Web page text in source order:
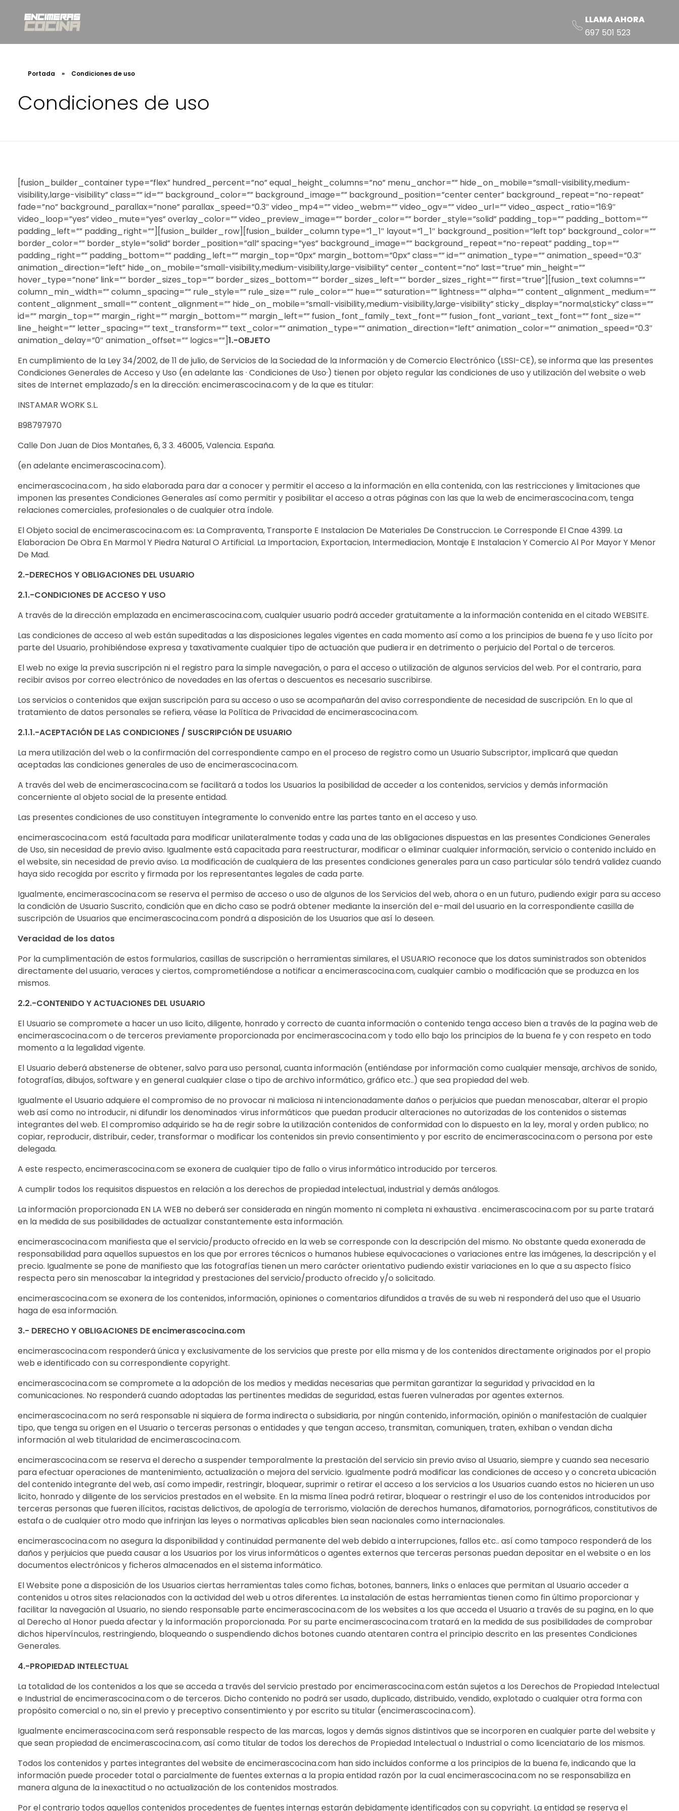
LLAMA AHORA
697 501 523
Portada » Condiciones de uso
Condiciones de uso
[fusion_builder_container type=”flex” hundred_percent=”no” equal_height_columns=”no” menu_anchor=”” hide_on_mobile=”small-visibility,medium-
visibility,large-visibility” class=”” id=”” background_color=”” background_image=”” background_position=”center center” background_repeat=”no-repeat”
fade=”no” background_parallax=”none” parallax_speed=”0.3″ video_mp4=”” video_webm=”” video_ogv=”” video_url=”” video_aspect_ratio=”16:9″
video_loop=”yes” video_mute=”yes” overlay_color=”” video_preview_image=”” border_color=”” border_style=”solid” padding_top=”” padding_bottom=””
padding_left=”” padding_right=””][fusion_builder_row][fusion_builder_column type=”1_1″ layout=”1_1″ background_position=”left top” background_color=””
border_color=”” border_style=”solid” border_position=”all” spacing=”yes” background_image=”” background_repeat=”no-repeat” padding_top=””
padding_right=”” padding_bottom=”” padding_left=”” margin_top=”0px” margin_bottom=”0px” class=”” id=”” animation_type=”” animation_speed=”0.3″
animation_direction=”left” hide_on_mobile=”small-visibility,medium-visibility,large-visibility” center_content=”no” last=”true” min_height=””
hover_type=”none” link=”” border_sizes_top=”” border_sizes_bottom=”” border_sizes_left=”” border_sizes_right=”” first=”true”][fusion_text columns=””
column_min_width=”” column_spacing=”” rule_style=”” rule_size=”” rule_color=”” hue=”” saturation=”” lightness=”” alpha=”” content_alignment_medium=””
content_alignment_small=”” content_alignment=”” hide_on_mobile=”small-visibility,medium-visibility,large-visibility” sticky_display=”normal,sticky” class=””
id=”” margin_top=”” margin_right=”” margin_bottom=”” margin_left=”” fusion_font_family_text_font=”” fusion_font_variant_text_font=”” font_size=””
line_height=”” letter_spacing=”” text_transform=”” text_color=”” animation_type=”” animation_direction=”left” animation_color=”” animation_speed=”0.3″
animation_delay=”0″ animation_offset=”” logics=””]1.-OBJETO
En cumplimiento de la Ley 34/2002, de 11 de julio, de Servicios de la Sociedad de la Información y de Comercio Electrónico (LSSI-CE), se informa que las presentes
Condiciones Generales de Acceso y Uso (en adelante las · Condiciones de Uso·) tienen por objeto regular las condiciones de uso y utilización del website o web
sites de Internet emplazado/s en la dirección: encimerascocina.com y de la que es titular:
INSTAMAR WORK S.L.
B98797970
Calle Don Juan de Dios Montañes, 6, 3 3. 46005, Valencia. España.
(en adelante encimerascocina.com).
encimerascocina.com , ha sido elaborada para dar a conocer y permitir el acceso a la información en ella contenida, con las restricciones y limitaciones que
imponen las presentes Condiciones Generales así como permitir y posibilitar el acceso a otras páginas con las que la web de encimerascocina.com, tenga
relaciones comerciales, profesionales o de cualquier otra índole.
El Objeto social de encimerascocina.com es: La Compraventa, Transporte E Instalacion De Materiales De Construccion. Le Corresponde El Cnae 4399. La
Elaboracion De Obra En Marmol Y Piedra Natural O Artificial. La Importacion, Exportacion, Intermediacion, Montaje E Instalacion Y Comercio Al Por Mayor Y Menor
De Mad.
2.-DERECHOS Y OBLIGACIONES DEL USUARIO
2.1.-CONDICIONES DE ACCESO Y USO
A través de la dirección emplazada en encimerascocina.com, cualquier usuario podrá acceder gratuitamente a la información contenida en el citado WEBSITE.
Las condiciones de acceso al web están supeditadas a las disposiciones legales vigentes en cada momento así como a los principios de buena fe y uso lícito por
parte del Usuario, prohibiéndose expresa y taxativamente cualquier tipo de actuación que pudiera ir en detrimento o perjuicio del Portal o de terceros.
El web no exige la previa suscripción ni el registro para la simple navegación, o para el acceso o utilización de algunos servicios del web. Por el contrario, para
recibir avisos por correo electrónico de novedades en las ofertas o descuentos es necesario suscribirse.
Los servicios o contenidos que exijan suscripción para su acceso o uso se acompañarán del aviso correspondiente de necesidad de suscripción. En lo que al
tratamiento de datos personales se refiera, véase la Política de Privacidad de encimerascocina.com.
2.1.1.-ACEPTACIÓN DE LAS CONDICIONES / SUSCRIPCIÓN DE USUARIO
La mera utilización del web o la confirmación del correspondiente campo en el proceso de registro como un Usuario Subscriptor, implicará que quedan
aceptadas las condiciones generales de uso de encimerascocina.com.
A través del web de encimerascocina.com se facilitará a todos los Usuarios la posibilidad de acceder a los contenidos, servicios y demás información
concerniente al objeto social de la presente entidad.
Las presentes condiciones de uso constituyen íntegramente lo convenido entre las partes tanto en el acceso y uso.
encimerascocina.com está facultada para modificar unilateralmente todas y cada una de las obligaciones dispuestas en las presentes Condiciones Generales
de Uso, sin necesidad de previo aviso. Igualmente está capacitada para reestructurar, modificar o eliminar cualquier información, servicio o contenido incluido en
el website, sin necesidad de previo aviso. La modificación de cualquiera de las presentes condiciones generales para un caso particular sólo tendrá validez cuando
haya sido recogida por escrito y firmada por los representantes legales de cada parte.
Igualmente, encimerascocina.com se reserva el permiso de acceso o uso de algunos de los Servicios del web, ahora o en un futuro, pudiendo exigir para su acceso
la condición de Usuario Suscrito, condición que en dicho caso se podrá obtener mediante la inserción del e-mail del usuario en la correspondiente casilla de
suscripción de Usuarios que encimerascocina.com pondrá a disposición de los Usuarios que así lo deseen.
Veracidad de los datos
Por la cumplimentación de estos formularios, casillas de suscripción o herramientas similares, el USUARIO reconoce que los datos suministrados son obtenidos
directamente del usuario, veraces y ciertos, comprometiéndose a notificar a encimerascocina.com, cualquier cambio o modificación que se produzca en los
mismos.
2.2.-CONTENIDO Y ACTUACIONES DEL USUARIO
El Usuario se compromete a hacer un uso licito, diligente, honrado y correcto de cuanta información o contenido tenga acceso bien a través de la pagina web de
encimerascocina.com o de terceros previamente proporcionada por encimerascocina.com y todo ello bajo los principios de la buena fe y con respeto en todo
momento a la legalidad vigente.
El Usuario deberá abstenerse de obtener, salvo para uso personal, cuanta información (entiéndase por información como cualquier mensaje, archivos de sonido,
fotografías, dibujos, software y en general cualquier clase o tipo de archivo informático, gráfico etc..) que sea propiedad del web.
Igualmente el Usuario adquiere el compromiso de no provocar ni maliciosa ni intencionadamente daños o perjuicios que puedan menoscabar, alterar el propio
web así como no introducir, ni difundir los denominados ·virus informáticos· que puedan producir alteraciones no autorizadas de los contenidos o sistemas
integrantes del web. El compromiso adquirido se ha de regir sobre la utilización contenidos de conformidad con lo dispuesto en la ley, moral y orden publico; no
copiar, reproducir, distribuir, ceder, transformar o modificar los contenidos sin previo consentimiento y por escrito de encimerascocina.com o persona por este
delegada.
A este respecto, encimerascocina.com se exonera de cualquier tipo de fallo o virus informático introducido por terceros.
A cumplir todos los requisitos dispuestos en relación a los derechos de propiedad intelectual, industrial y demás análogos.
La información proporcionada EN LA WEB no deberá ser considerada en ningún momento ni completa ni exhaustiva . encimerascocina.com por su parte tratará
en la medida de sus posibilidades de actualizar constantemente esta información.
encimerascocina.com manifiesta que el servicio/producto ofrecido en la web se corresponde con la descripción del mismo. No obstante queda exonerada de
responsabilidad para aquellos supuestos en los que por errores técnicos o humanos hubiese equivocaciones o variaciones entre las imágenes, la descripción y el
precio. Igualmente se pone de manifiesto que las fotografías tienen un mero carácter orientativo pudiendo existir variaciones en lo que a su aspecto físico
respecta pero sin menoscabar la integridad y prestaciones del servicio/producto ofrecido y/o solicitado.
encimerascocina.com se exonera de los contenidos, información, opiniones o comentarios difundidos a través de su web ni responderá del uso que el Usuario
haga de esa información.
3.- DERECHO Y OBLIGACIONES DE encimerascocina.com
encimerascocina.com responderá única y exclusivamente de los servicios que preste por ella misma y de los contenidos directamente originados por el propio
web e identificado con su correspondiente copyright.
encimerascocina.com se compromete a la adopción de los medios y medidas necesarias que permitan garantizar la seguridad y privacidad en la
comunicaciones. No responderá cuando adoptadas las pertinentes medidas de seguridad, estas fueren vulneradas por agentes externos.
encimerascocina.com no será responsable ni siquiera de forma indirecta o subsidiaria, por ningún contenido, información, opinión o manifestación de cualquier
tipo, que tenga su origen en el Usuario o terceras personas o entidades y que tengan acceso, transmitan, comuniquen, traten, exhiban o vendan dicha
información al web titularidad de encimerascocina.com.
encimerascocina.com se reserva el derecho a suspender temporalmente la prestación del servicio sin previo aviso al Usuario, siempre y cuando sea necesario
para efectuar operaciones de mantenimiento, actualización o mejora del servicio. Igualmente podrá modificar las condiciones de acceso y o concreta ubicación
del contenido integrante del web, así como impedir, restringir, bloquear, suprimir o retirar el acceso a los servicios a los Usuarios cuando estos no hicieren un uso
licito, honrado y diligente de los servicios prestados en el website. En la misma línea podrá retirar, bloquear o restringir el uso de los contenidos introducidos por
terceras personas que fueren ilícitos, racistas delictivos, de apología de terrorismo, violación de derechos humanos, difamatorios, pornográficos, constitutivos de
estafa o de cualquier otro modo que infrinjan las leyes o normativas aplicables bien sean nacionales como internacionales.
encimerascocina.com no asegura la disponibilidad y continuidad permanente del web debido a interrupciones, fallos etc.. así como tampoco responderá de los
daños y perjuicios que pueda causar a los Usuarios por los virus informáticos o agentes externos que terceras personas puedan depositar en el website o en los
documentos electrónicos y ficheros almacenados en el sistema informático.
El Website pone a disposición de los Usuarios ciertas herramientas tales como fichas, botones, banners, links o enlaces que permitan al Usuario acceder a
contenidos u otros sites relacionados con la actividad del web u otros diferentes. La instalación de estas herramientas tienen como fin último proporcionar y
facilitar la navegación al Usuario, no siendo responsable parte encimerascocina.com de los websites a los que acceda el Usuario a través de su pagina, en lo que
al Derecho al Honor pueda afectar y la información proporcionada. Por su parte encimerascocina.com tratará en la medida de sus posibilidades de comprobar
dichos hipervínculos, restringiendo, bloqueando o suspendiendo dichos botones cuando atentaren contra el principio descrito en las presentes Condiciones
Generales.
4.-PROPIEDAD INTELECTUAL
La totalidad de los contenidos a los que se acceda a través del servicio prestado por encimerascocina.com están sujetos a los Derechos de Propiedad Intelectual
e Industrial de encimerascocina.com o de terceros. Dicho contenido no podrá ser usado, duplicado, distribuido, vendido, explotado o cualquier otra forma con
propósito comercial o no, sin el previo y preceptivo consentimiento y por escrito su titular (encimerascocina.com).
Igualmente encimerascocina.com será responsable respecto de las marcas, logos y demás signos distintivos que se incorporen en cualquier parte del website y
que sean propiedad de encimerascocina.com, así como titular de todos los derechos de Propiedad Intelectual o Industrial o como licenciatario de los mismos.
Todos los contenidos y partes integrantes del website de encimerascocina.com han sido incluidos conforme a los principios de la buena fe, indicando que la
información puede proceder total o parcialmente de fuentes externas a la propia entidad razón por la cual encimerascocina.com no se responsabiliza en
manera alguna de la inexactitud o no actualización de los contenidos mostrados.
Por el contrario todos aquellos contenidos procedentes de fuentes internas estarán debidamente identificados con su copyright. La entidad se reserva el